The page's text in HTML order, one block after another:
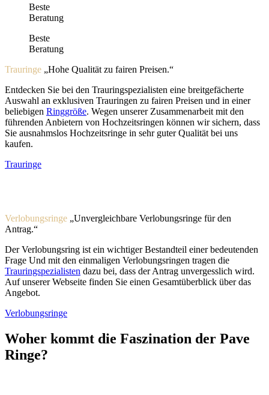
Beste
Beratung
Beste
Beratung
Trauringe
Hohe Qualität zu fairen Preisen.
Entdecken Sie bei den Trauringspezialisten eine breitgefächerte
Auswahl an exklusiven Trauringen zu fairen Preisen und in einer
beliebigen Ringgröße. Wegen unserer Zusammenarbeit mit den
führenden Anbietern von Hochzeitsringen können wir sichern, dass
Sie ausnahmslos Hochzeitsringe in sehr guter Qualität bei uns
kaufen.
Trauringe
Verlobungsringe
Unvergleichbare Verlobungsringe für den
Antrag.
Der Verlobungsring ist ein wichtiger Bestandteil einer bedeutenden
Frage Und mit den einmaligen Verlobungsringen tragen die
Trauringspezialisten dazu bei, dass der Antrag unvergesslich wird.
Auf unserer Webseite finden Sie einen Gesamtüberblick über das
Angebot.
Verlobungsringe
Woher kommt die Faszination der Pave
Ringe?